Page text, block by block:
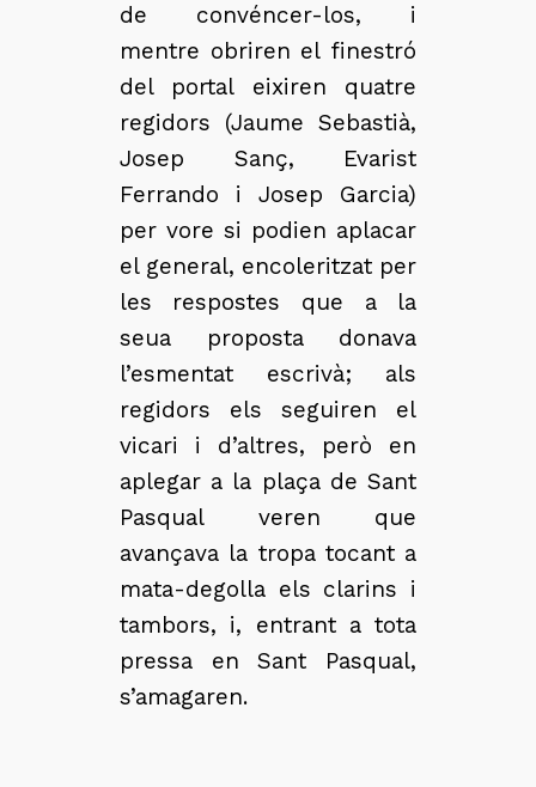
de convéncer-los, i
mentre obriren el finestró
del portal eixiren quatre
regidors (Jaume Sebastià,
Josep Sanç, Evarist
Ferrando i Josep Garcia)
per vore si podien aplacar
el general, encoleritzat per
les respostes que a la
seua proposta donava
l’esmentat escrivà; als
regidors els seguiren el
vicari i d’altres, però en
aplegar a la plaça de Sant
Pasqual veren que
avançava la tropa tocant a
mata-degolla els clarins i
tambors, i, entrant a tota
pressa en Sant Pasqual,
s’amagaren.